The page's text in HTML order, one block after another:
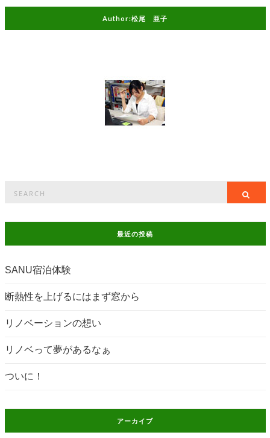
Author:松尾 亜子
for:
最近の投稿
SANU宿泊体験
断熱性を上げるにはまず窓から
リノベーションの想い
リノベって夢があるなぁ
ついに！
アーカイブ